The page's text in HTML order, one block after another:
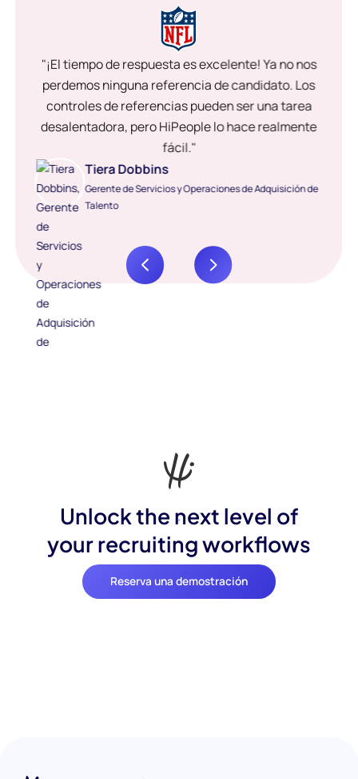
"¡El tiempo de respuesta es excelente! Ya no nos
perdemos ninguna referencia de candidato. Los
controles de referencias pueden ser una tarea
desalentadora, pero HiPeople lo hace realmente
fácil."
Tiera Dobbins
Gerente de Servicios y Operaciones de Adquisición de
Talento
Unlock the next level of
your recruiting workflows
Reserva una demostración